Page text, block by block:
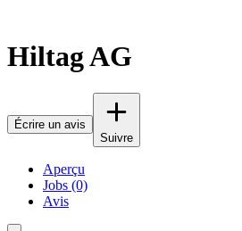
Hiltag AG
Écrire un avis
Suivre
Aperçu
Jobs (0)
Avis